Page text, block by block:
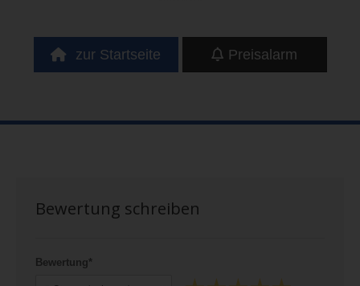
zur Startseite Preisalarm
Bewertung schreiben
Bewertung*